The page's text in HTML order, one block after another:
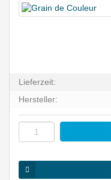
Lieferzeit:
Hersteller: